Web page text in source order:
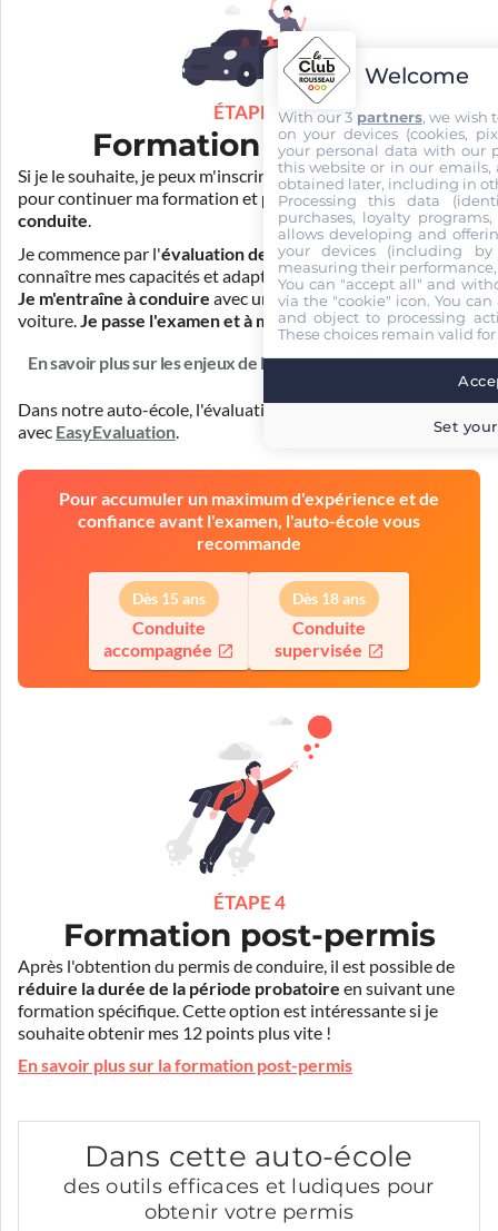
ÉTAPE 3
Formation pratique
Si je le souhaite, je peux m'inscrire auprès de mon auto-école
pour continuer ma formation et prendre des cours de
conduite.
Je commence par l'évaluation de départpour mieux
connaître mes capacités et adapter la durée de ma formation.
Je m'entraîne à conduire avec un simulateur et/ou en
voiture. Je passe l'examen et à moi la liberté !
En savoir plus sur les enjeux de la formation
Dans notre auto-école, l'évaluation de départ est réalisée
avec EasyEvaluation
Pour accumuler un maximum d'expérience et de
confiance avant l'examen, l'auto-école vous
recommande
Dès 15 ans
Conduite
accompagnée
Dès 18 ans
Conduite
supervisée
ÉTAPE 4
Formation post-permis
Après l'obtention du permis de conduire, il est possible de
réduire la durée de la période probatoire en suivant une
formation spécifique. Cette option est intéressante si je
souhaite obtenir mes 12 points plus vite !
En savoir plus sur la formation post-permis
Dans cette auto-école
des outils efficaces et ludiques pour
obtenir votre permis
Welcome
With our 3 partners, we wish
on your devices (cookies,
your personal data with our
this website or in our emails,
obtained later, including in
Processing this data
purchases, loyalty
allows developing and
your devices (including
measuring their
You can "accept all" and
via the "cookie" icon. You
and object to processing
These choices remain valid
Set